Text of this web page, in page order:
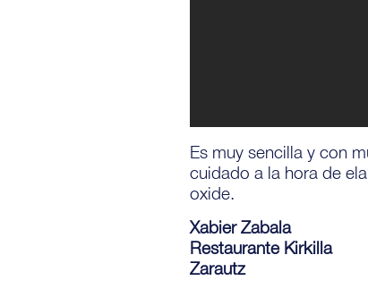
Es muy sencilla y con
cuidado a la hora de
oxide.
Xabier Zabala
Restaurante Kirkilla
Zarautz